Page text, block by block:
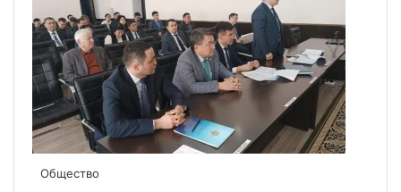
Общество